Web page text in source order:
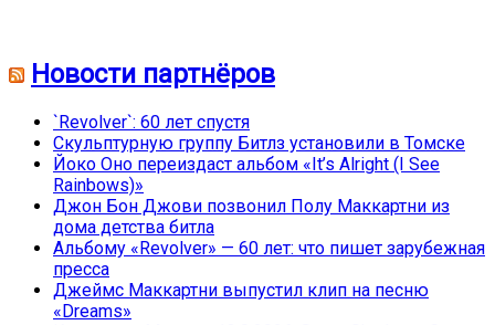
Новости партнёров
`Revolver`: 60 лет спустя
Скульптурную группу Битлз установили в Томске
Йоко Оно переиздаст альбом «It’s Alright (I See
Rainbows)»
Джон Бон Джови позвонил Полу Маккартни из
дома детства битла
Альбому «Revolver» — 60 лет: что пишет зарубежная
пресса
Джеймс Маккартни выпустил клип на песню
«Dreams»